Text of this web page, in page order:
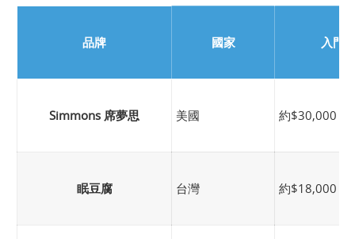
品牌 國家 入門
Simmons 席夢思 美國 約$30,000
眠豆腐 台灣 約$18,000